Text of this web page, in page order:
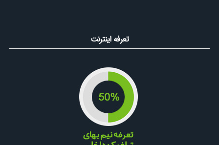
تعرفه اینترنت